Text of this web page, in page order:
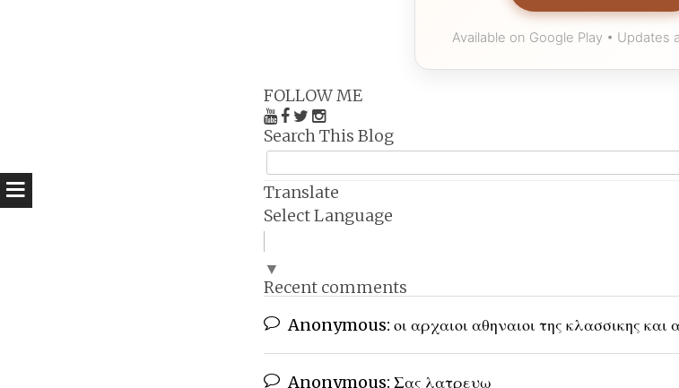
Available on Google Play • Updates
FOLLOW ME
Search This Blog
Translate
Select Language
▼
Recent comments
Anonymous: οι αρχαιοι αθηναιοι της κλασσικης και
Anonymous: Σας λατρευω